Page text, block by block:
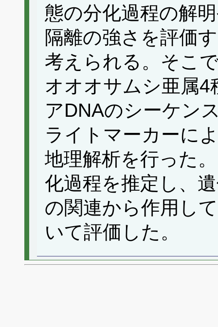
態の分化過程の解
隔離の強さを評価
考えられる。そこ
オオオサムシ亜属
アDNAのシーケン
ライトマーカーに
地理解析を行った
化過程を推定し、
の関連から作用し
いて評価した。